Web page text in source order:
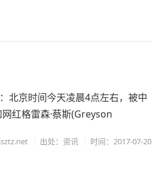
京时间今天凌晨4点左右，被中
红格雷森·蔡斯(Greyson
出处：资讯 时间：2017-07-20